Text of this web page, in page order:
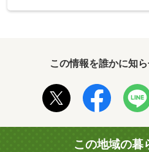
この情報を誰かに知
この地域の暮